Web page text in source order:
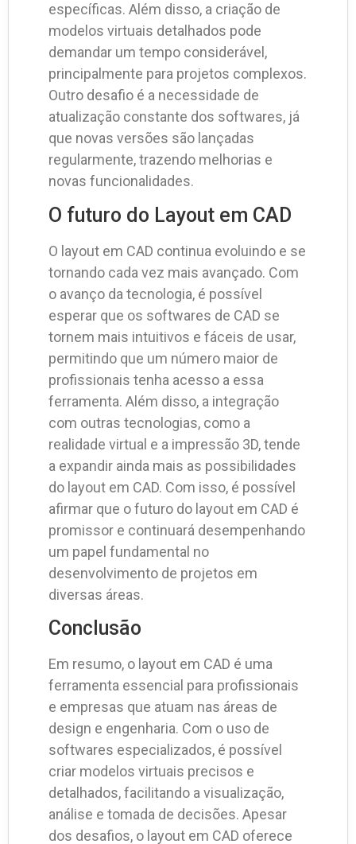
específicas. Além disso, a criação de
modelos virtuais detalhados pode
demandar um tempo considerável,
principalmente para projetos complexos.
Outro desafio é a necessidade de
atualização constante dos softwares, já
que novas versões são lançadas
regularmente, trazendo melhorias e
novas funcionalidades.
O futuro do Layout em CAD
O layout em CAD continua evoluindo e se
tornando cada vez mais avançado. Com
o avanço da tecnologia, é possível
esperar que os softwares de CAD se
tornem mais intuitivos e fáceis de usar,
permitindo que um número maior de
profissionais tenha acesso a essa
ferramenta. Além disso, a integração
com outras tecnologias, como a
realidade virtual e a impressão 3D, tende
a expandir ainda mais as possibilidades
do layout em CAD. Com isso, é possível
afirmar que o futuro do layout em CAD é
promissor e continuará desempenhando
um papel fundamental no
desenvolvimento de projetos em
diversas áreas.
Conclusão
Em resumo, o layout em CAD é uma
ferramenta essencial para profissionais
e empresas que atuam nas áreas de
design e engenharia. Com o uso de
softwares especializados, é possível
criar modelos virtuais precisos e
detalhados, facilitando a visualização,
análise e tomada de decisões. Apesar
dos desafios, o layout em CAD oferece